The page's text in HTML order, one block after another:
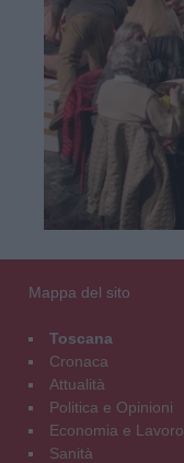
Mappa del sito
Toscana
Cronaca
Attualità
Politica e Opinioni
Economia e Lavoro
Sanità